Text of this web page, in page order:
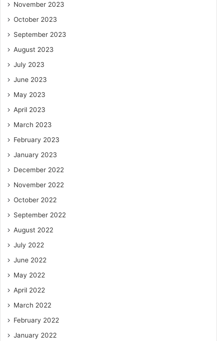
November 2023
October 2023
September 2023
August 2023
July 2023
June 2023
May 2023
April 2023
March 2023
February 2023
January 2023
December 2022
November 2022
October 2022
September 2022
August 2022
July 2022
June 2022
May 2022
April 2022
March 2022
February 2022
January 2022